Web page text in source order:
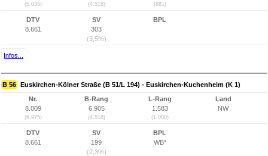
(5.035) (4.518) (881)
DTV
8.661
SV
303
(3,5%)
BPL
Infos...
B 56 Euskirchen-Kölner Straße (B 51/L 194) - Euskirchen-Kuchenheim (K 1)
Nr.
8.009
(6.975)
B-Rang
6.905
(4.518)
L-Rang
1.583
(1.000)
Land
NW
DTV
8.661
SV
199
(2,3%)
BPL
WB*